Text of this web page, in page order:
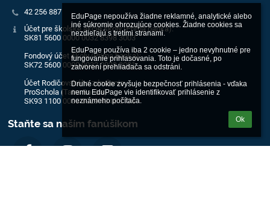
EduPage nepoužíva žiadne reklamné, analytické alebo
iné súkromie ohrozujúce cookies. Žiadne cookies sa
nezdieľajú s tretími stranami.
EduPage používa iba 2 cookie – jedno nevyhnutné pre
fungovanie prihlasovania. Toto je dočasné, po
zatvorení prehliadača sa odstráni.
Druhé cookie zvyšuje bezpečnosť prihlásenia - vďaka
nemu EduPage vie identifikovať prihlásenie z
neznámeho počítača.
Ok
42 256 887
Účet pre školské akcie školy (Prima banka):
SK81 5600 0000 0032 8398 3003
Fondový účet školy (Prima banka):
SK72 5600 0000 0032 0929 2001
Účet Rodičovského združenia
ProSchola (Tatra Banka):
SK93 1100 0000 0029 4946 0176
Staňte sa naším fanúšikom